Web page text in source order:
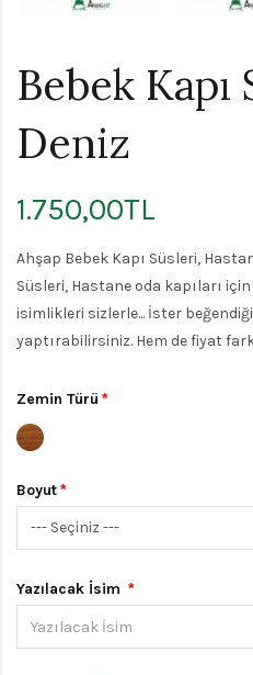
Bebek Kapı
Deniz
1.750,00TL
Ahşap Bebek Kapı Süsleri,
Süsleri, Hastane oda kapıları
isimlikleri sizlerle... İster
yaptırabilirsiniz. Hem de fiyat
Zemin Türü
Boyut
Yazılacak İsim